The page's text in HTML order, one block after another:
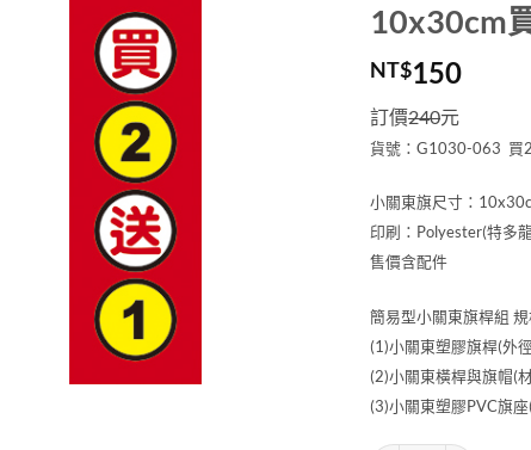
10x30cm
NT$150
訂價240元
貨號：G1030-063 買
小關東旗尺寸：
印刷：Polyester(特多
售價含配件
簡易型小關東旗桿組 規
(1)小關東塑膠旗桿(外
(2)小關東橫桿與旗帽(
(3)小關東塑膠PVC旗